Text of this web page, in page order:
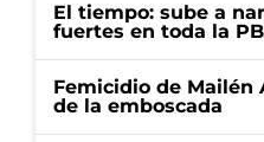
El tiempo: sube a
fuertes en toda la
Femicidio de Mailén
de la emboscada